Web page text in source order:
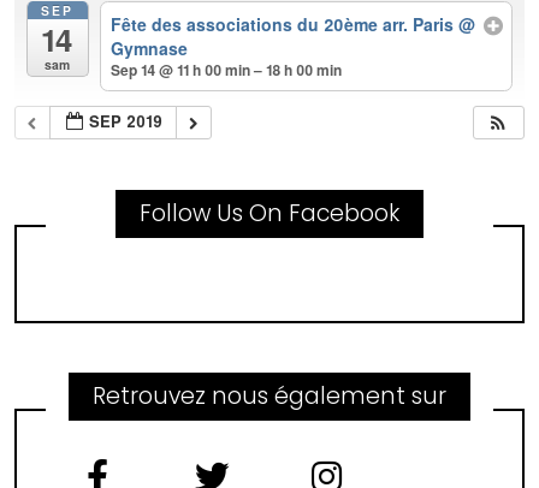
SEP
14
sam
Fête des associations du 20ème arr. Paris@
Gymnase
Sep 14 @ 11 h 00 min – 18 h 00 min
SEP 2019
Follow Us On Facebook
Retrouvez nous également sur